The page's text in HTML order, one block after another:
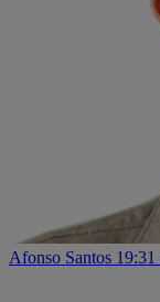
Afonso Santos